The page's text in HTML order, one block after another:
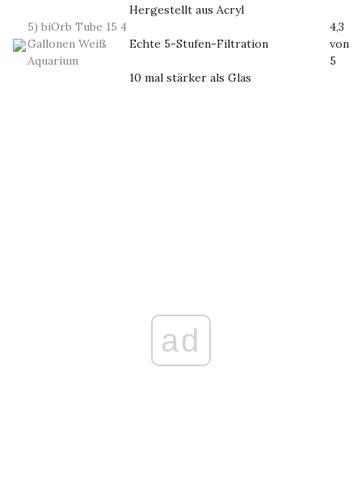
5) biOrb Tube 15 4
Gallonen Weiß
Aquarium
Hergestellt aus Acryl
Echte 5-Stufen-Filtration
10 mal stärker als Glas
4,3
von
5
ad